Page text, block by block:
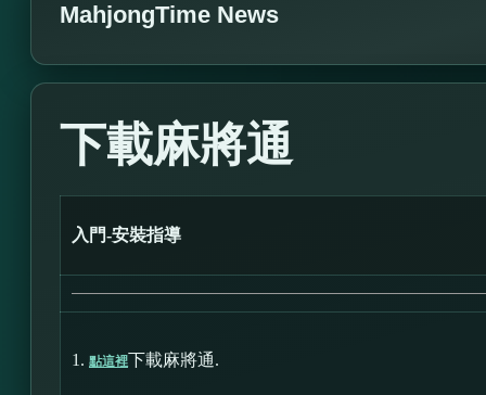
MahjongTime News
下載麻將通
入門-安裝指導
1. 點這裡下載麻將通.